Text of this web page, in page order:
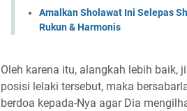
Amalkan Sholawat Ini Selepas
Rukun & Harmonis
Oleh karena itu, alangkah lebih baik,
posisi lelaki tersebut, maka
berdoa kepada-Nya agar Dia